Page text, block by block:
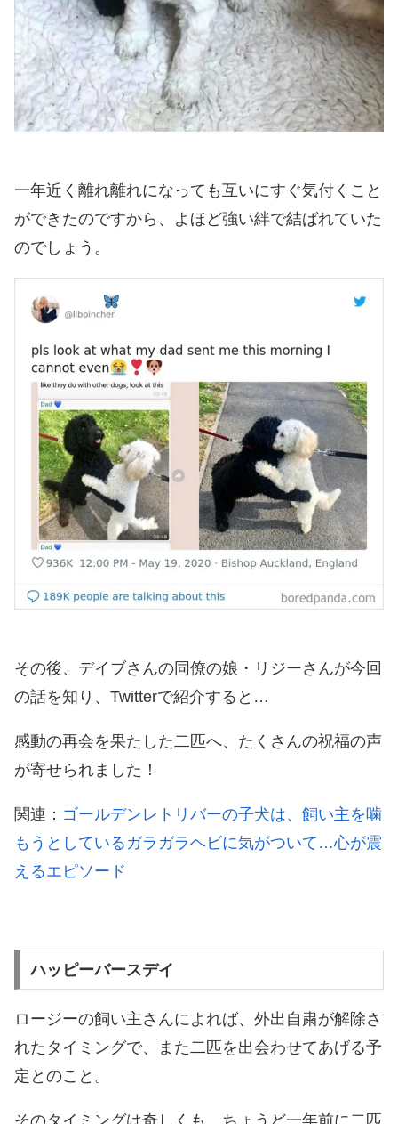
一年近く離れ離れになっても互いにすぐ気付くこと
ができたのですから、よほど強い絆で結ばれていた
のでしょう。
その後、デイブさんの同僚の娘・リジーさんが今回
の話を知り、Twitterで紹介すると…
感動の再会を果たした二匹へ、たくさんの祝福の声
が寄せられました！
関連： ゴールデンレトリバーの子犬は、飼い主を噛
もうとしているガラガラヘビに気がついて…心が震
えるエピソード
ハッピーバースデイ
ロージーの飼い主さんによれば、外出自粛が解除さ
れたタイミングで、また二匹を出会わせてあげる予
定とのこと。
そのタイミングは奇しくも、ちょうど一年前に二匹